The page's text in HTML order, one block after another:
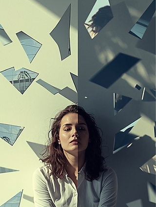
desafio contemporâneo. Em reuniões,
encontros familiares ou momentos de
lazer, é cada vez mais comum que o
esteja em um lugar, enquanto a mente
está em outro. A cena é recorrente:
conversas interrompid